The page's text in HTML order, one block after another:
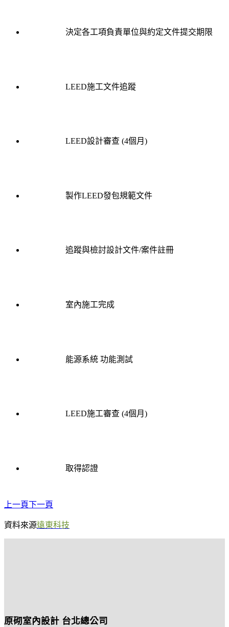
決定各工項負責單位與約定文件提交期限
LEED施工文件追蹤
LEED設計審查 (4個月)
製作LEED發包規範文件
追蹤與檢討設計文件/案件註冊
室內施工完成
能源系統 功能測試
LEED施工審查 (4個月)
取得認證
上一頁下一頁
資料來源遠東科技
原砌室內設計 台北總公司